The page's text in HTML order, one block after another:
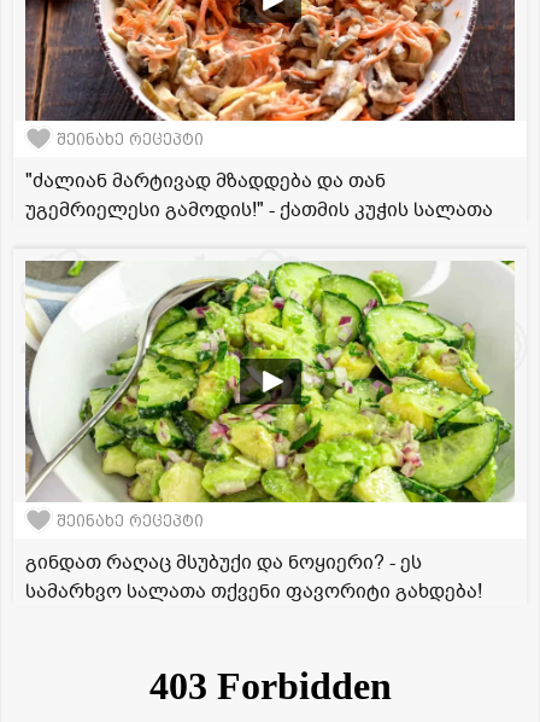
შეინახე რეცეპტი
"ძალიან მარტივად მზადდება და თან
უგემრიელესი გამოდის!" - ქათმის კუჭის სალათა
შეინახე რეცეპტი
გინდათ რაღაც მსუბუქი და ნოყიერი? - ეს
სამარხვო სალათა თქვენი ფავორიტი გახდება!